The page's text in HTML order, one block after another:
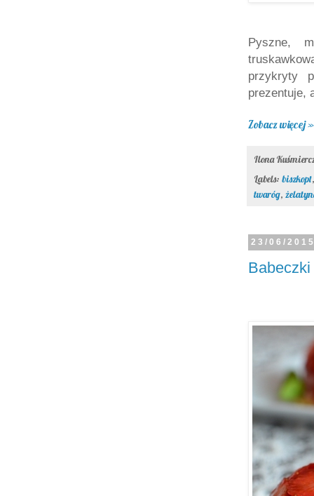
Pyszne,
przykryty
prezentuje,
Zobacz więcej »
Ilona
Labels: biszkopt
twaróg,
23/06/